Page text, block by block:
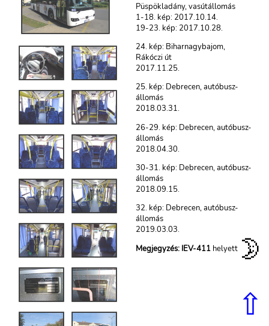
Püspökladány, vasútállomás
1-18. kép: 2017.10.14.
19-23. kép: 2017.10.28.
24. kép: Biharnagybajom,
Rákóczi út
2017.11.25.
25. kép: Debrecen, autóbusz-
állomás
2018.03.31.
26-29. kép: Debrecen, autóbusz-
állomás
2018.04.30.
30-31. kép: Debrecen, autóbusz-
állomás
2018.09.15.
32. kép: Debrecen, autóbusz-
állomás
2019.03.03.
Megjegyzés: IEV-411 helyett
⇧
🌛